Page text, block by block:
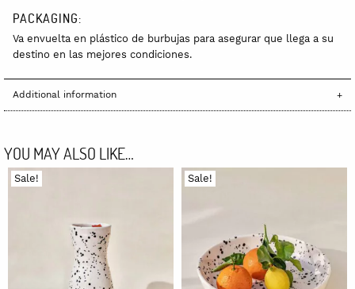
PACKAGING:
Va envuelta en plástico de burbujas para asegurar que llega a su
destino en las mejores condiciones.
Additional information
YOU MAY ALSO LIKE…
Sale! Sale!